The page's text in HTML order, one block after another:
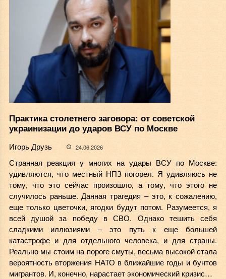
Практика столетнего заговора: от советской
украинизации до ударов ВСУ по Москве
Игорь Друзь 24.06.2026
Странная реакция у многих на удары ВСУ по Москве:
удивляются, что местный НПЗ погорел. Я удивляюсь не
тому, что это сейчас произошло, а тому, что этого не
случилось раньше. Данная трагедия – это, к сожалению,
еще только цветочки, ягодки будут потом. Разумеется, я
всей душой за победу в СВО. Однако тешить себя
сладкими иллюзиями – это путь к еще большей
катастрофе и для отдельного человека, и для страны.
Реально мы стоим на пороге смуты, весьма высокой стала
вероятность вторжения НАТО в ближайшие годы и бунтов
мигрантов. И, конечно, нарастает экономический кризис…